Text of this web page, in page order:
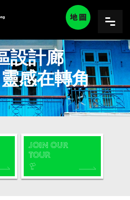
設計廊
感在轉角